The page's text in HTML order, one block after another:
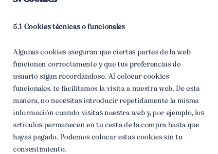
5.1 Cookies técnicas o funcionales
Algunas cookies aseguran que ciertas partes de la web
funcionen correctamente y que tus preferencias de
usuario sigan recordándose. Al colocar cookies
funcionales, te facilitamos la visita a nuestra web. De esta
manera, no necesitas introducir repetidamente la misma
información cuando visitas nuestra web y, por ejemplo, los
artículos permanecen en tu cesta de la compra hasta que
hayas pagado. Podemos colocar estas cookies sin tu
consentimiento.